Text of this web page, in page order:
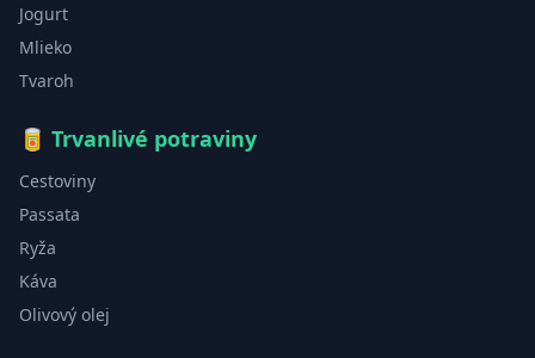
Jogurt
Mlieko
Tvaroh
🥫 Trvanlivé potraviny
Cestoviny
Passata
Ryža
Káva
Olivový olej